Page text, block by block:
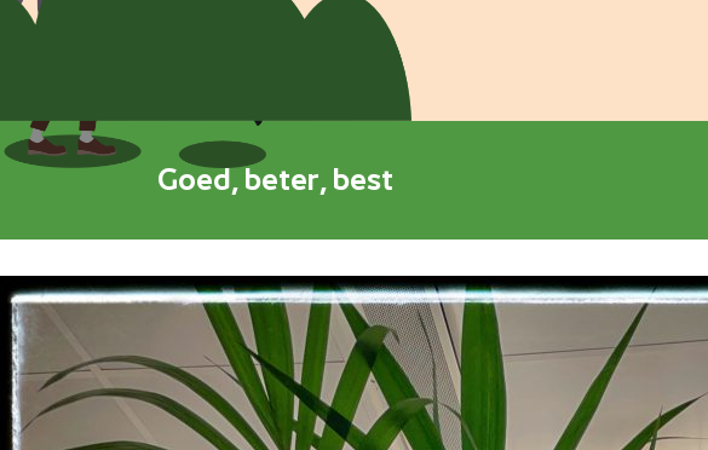
Goed, beter, best